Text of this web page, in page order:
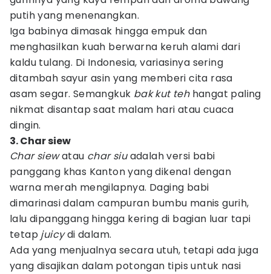
putih yang menenangkan.
Iga babinya dimasak hingga empuk dan
menghasilkan kuah berwarna keruh alami dari
kaldu tulang. Di Indonesia, variasinya sering
ditambah sayur asin yang memberi cita rasa
asam segar. Semangkuk bak kut teh hangat paling
nikmat disantap saat malam hari atau cuaca
dingin.
3. Char siew
Char siewatau char siuadalah versi babi
panggang khas Kanton yang dikenal dengan
warna merah mengilapnya. Daging babi
dimarinasi dalam campuran bumbu manis gurih,
lalu dipanggang hingga kering di bagian luar tapi
tetap juicydi dalam.
Ada yang menjualnya secara utuh, tetapi ada juga
yang disajikan dalam potongan tipis untuk nasi